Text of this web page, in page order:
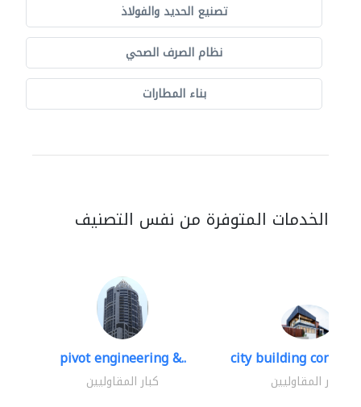
تصنيع الحديد والفولاذ
نظام الصرف الصحي
بناء المطارات
الخدمات المتوفرة من نفس التصنيف
pivot engineering &..
كبار المقاوليين
city building
كبار المقاوليين